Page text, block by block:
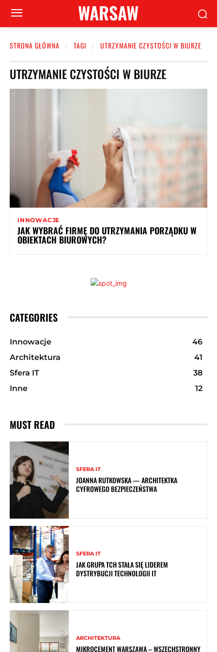
WARSAW
STRONA GŁÓWNA TAGI UTRZYMANIE CZYSTOŚCI W BIURZE
UTRZYMANIE CZYSTOŚCI W BIURZE
INNOWACJE
JAK WYBRAĆ FIRMĘ DO UTRZYMANIA PORZĄDKU W
OBIEKTACH BIUROWYCH?
CATEGORIES
Innowacje
46
Architektura
41
Sfera IT
38
Inne
12
MUST READ
SFERA IT
JOANNA RUTKOWSKA — ARCHITEKTKA
CYFROWEGO BEZPIECZEŃSTWA
SFERA IT
JAK GRUPA TCH STAŁA SIĘ LIDEREM
DYSTRYBUCJI TECHNOLOGII IT
ARCHITEKTURA
MIKROCEMENT WARSZAWA – WSZECHSTRONNY